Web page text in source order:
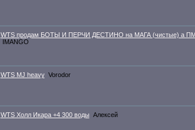
WTS продам БОТЫ И ПЕРЧИ ДЕСТИНО на МАГА (чистые) а
IMANGO
WTS MJ heavy Vorodor
WTS Холл Икара +4 300 воды Алексей